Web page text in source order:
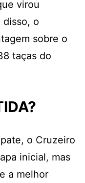
virou
disso, o
sobre o
taças do
o Cruzeiro
inicial, mas
a melhor